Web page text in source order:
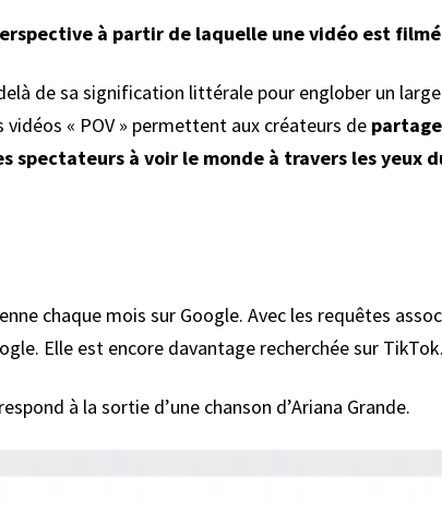
à partir de laquelle une vidéo est
de sa signification littérale pour englober un
« POV » permettent aux créateurs de
spectateurs à voir le monde à travers les yeux
chaque mois sur Google. Avec les requêtes
Elle est encore davantage recherchée sur TikTok.
à la sortie d’une chanson d’Ariana Grande.